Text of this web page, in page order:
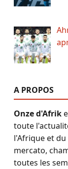
A PROPOS
Onze d'Afrik
toute
l'Afrique et
mercato,
toutes les